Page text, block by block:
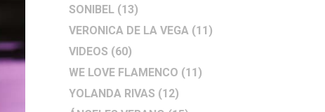
SONIBEL (13)
VERONICA DE LA VEGA (11)
VIDEOS (60)
WE LOVE FLAMENCO (11)
YOLANDA RIVAS (12)